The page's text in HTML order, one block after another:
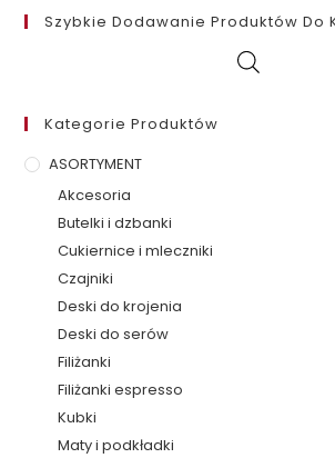
Szybkie Dodawanie Produktów Do
Kategorie Produktów
ASORTYMENT
Akcesoria
Butelki i dzbanki
Cukiernice i mleczniki
Czajniki
Deski do krojenia
Deski do serów
Filiżanki
Filiżanki espresso
Kubki
Maty i podkładki